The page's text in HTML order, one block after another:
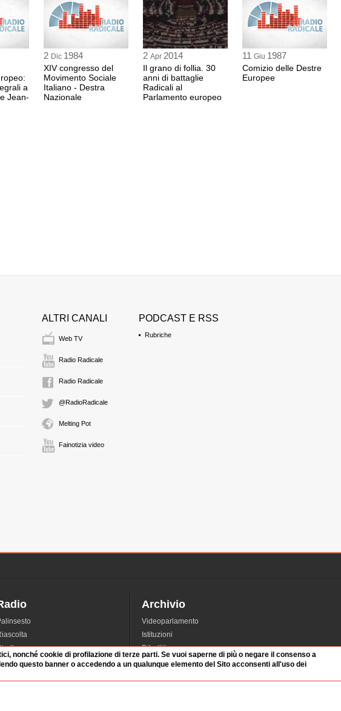
a
Jean-
2 Dic 1984
XIV congresso del
Movimento Sociale
Italiano - Destra
Nazionale
2 Apr 2014
Il grano di follia. 30
anni di battaglie
Radicali al
Parlamento europeo
11 Giu 1987
Comizio delle Destre
Europee
ALTRI CANALI
Web TV
Radio Radicale
Radio Radicale
@RadioRadicale
Melting Pot
Fainotizia video
PODCAST E RSS
Rubriche
Archivio
Videoparlamento
Istituzioni
Dibattiti
Manifestazioni
nonché cookie di profilazione di terze parti. Se vuoi saperne di più o negare il consenso a
questo banner o accedendo a un qualunque elemento del Sito acconsenti all'uso dei